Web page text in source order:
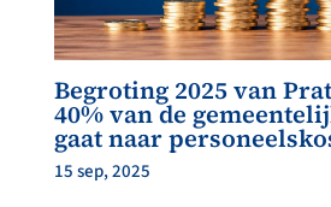
Begroting 2025 van
40% van de
gaat naar
15 sep, 2025